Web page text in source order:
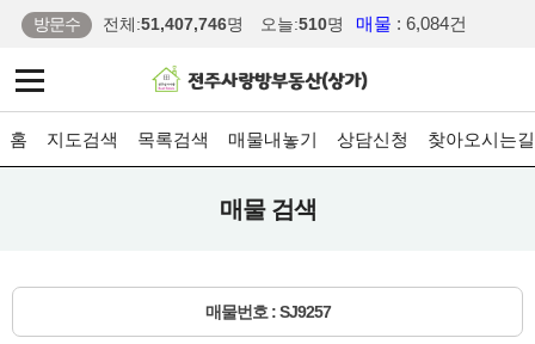
방문수 전체:51,407,746명 오늘:510명 매물 : 6,084건
홈 지도검색 목록검색 매물내놓기 상담신청 찾아오시는길
매물 검색
매물번호 : SJ9257